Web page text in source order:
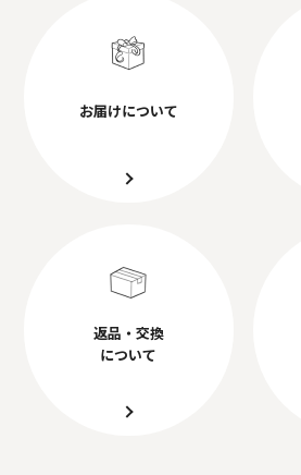
お届けについて
返品・交換
について